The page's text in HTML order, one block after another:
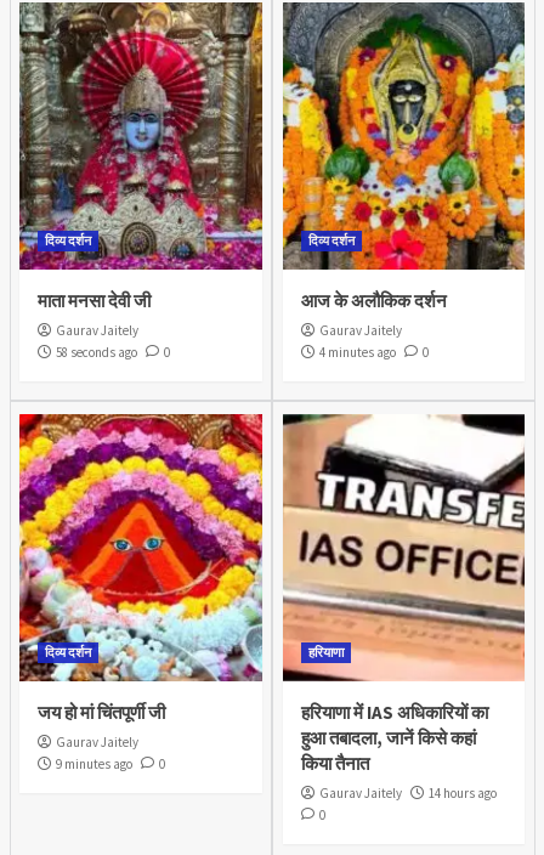
दिव्य दर्शन
माता मनसा देवी जी
Gaurav Jaitely
58 seconds ago
0
दिव्य दर्शन
आज के अलौकिक दर्शन
Gaurav Jaitely
4 minutes ago
0
दिव्य दर्शन
जय हो मां चिंतपूर्णी जी
Gaurav Jaitely
9 minutes ago
0
हरियाणा
हरियाणा में IAS अधिकारियों का
हुआ तबादला, जानें किसे कहां
किया तैनात
Gaurav Jaitely
14 hours ago
0